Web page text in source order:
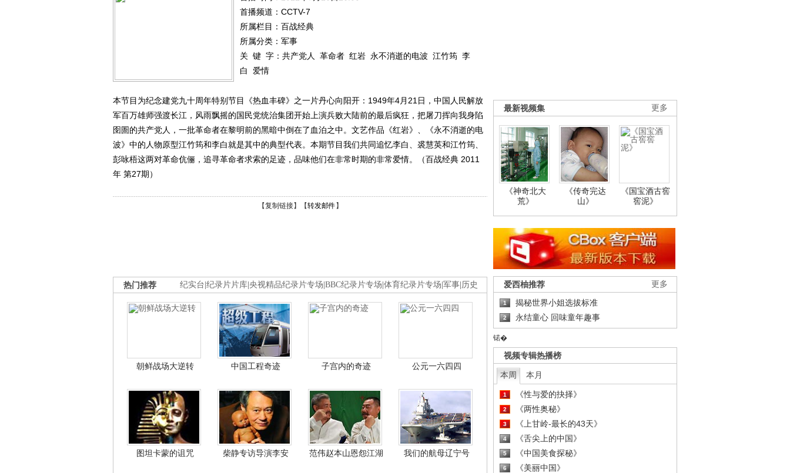
首播频道： CCTV-7
所属栏目： 百战经典
所属分类：军事
关 键 字： 共产党人 革命者 红岩 永不消逝的电波 江竹筠 李
白
爱情
本节目为纪念建党九十周年特别节目《热血丰碑》之一片丹心向阳开：1949年4月21日，中国人民解放
军百万雄师强渡长江，风雨飘摇的国民党统治集团开始上演兵败大陆前的最后疯狂，把屠刀挥向我身陷
囹圄的共产党人，一批革命者在黎明前的黑暗中倒在了血泊之中。文艺作品《红岩》、《永不消逝的电
波》中的人物原型江竹筠和李白就是其中的典型代表。本期节目我们共同追忆李白、裘慧英和江竹筠、
彭咏梧这两对革命伉俪，追寻革命者求索的足迹，品味他们在非常时期的非常爱情。（百战经典 2011
年 第27期）
【复制链接】【转发邮件 】
纪实台 纪录片片库 央视精品纪录片专场 BBC纪录片专场 体育纪录片专场 军事 历史
热门推荐
朝鲜战场大逆转 中国工程奇迹 子宫内的奇迹 公元一六四四
图坦卡蒙的诅咒 柴静专访导演李安 范伟赵本山恩怨江湖 我们的航母辽宁号
更多
最新视频集
《神奇北大
荒》
《传奇完达
山》
《国宝酒古窖
窖泥》
更多
爱西柚推荐
1 揭秘世界小姐选拔标准
2 永结童心 回味童年趣事
锘�
视频专辑热播榜
本周 本月
1 《性与爱的抉择》
2 《两性奥秘》
3 《上甘岭-最长的43天》
4 《舌尖上的中国》
5 《中国美食探秘》
6 《美丽中国》